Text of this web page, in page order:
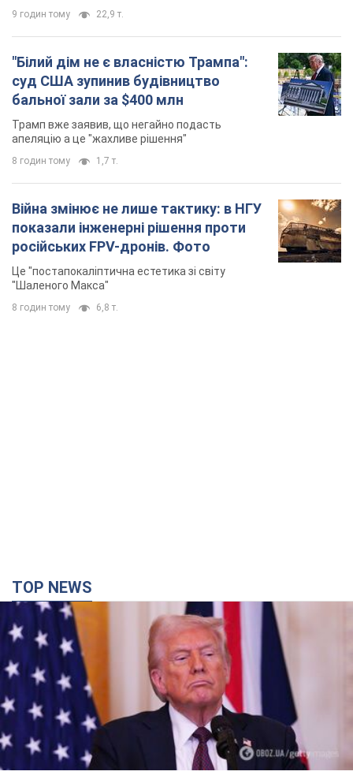
9 годин тому 22,9 т.
"Білий дім не є власністю Трампа":
суд США зупинив будівництво
бальної зали за $400 млн
Трамп вже заявив, що негайно подасть
апеляцію а це "жахливе рішення"
8 годин тому 1,7 т.
Війна змінює не лише тактику: в НГУ
показали інженерні рішення проти
російських FPV-дронів. Фото
Це "постапокаліптична естетика зі світу
"Шаленого Макса"
8 годин тому 6,8 т.
TOP NEWS